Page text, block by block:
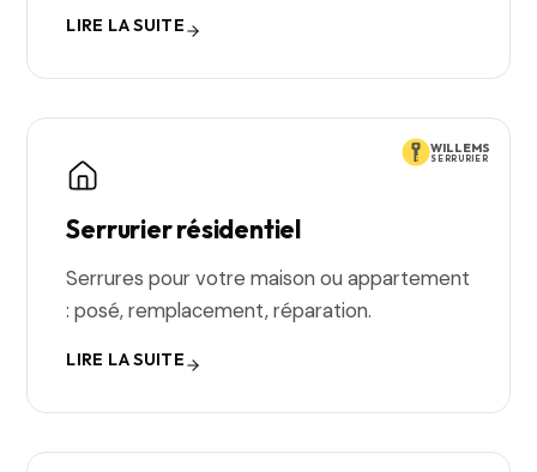
LIRE LA SUITE
WILLEMS
SERRURIER
Serrurier résidentiel
Serrures pour votre maison ou appartement
: posé, remplacement, réparation.
LIRE LA SUITE